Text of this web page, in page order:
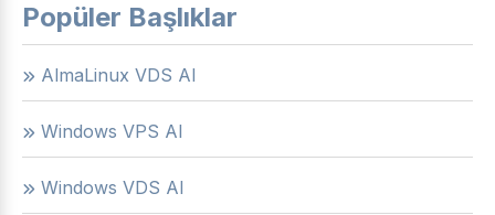
Popüler Başlıklar
AlmaLinux VDS Al
Windows VPS Al
Windows VDS Al